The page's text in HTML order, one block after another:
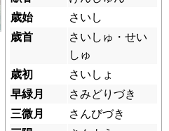
歳始
さいし
歳首
さいしゅ・せい
しゅ
歳初
さいしょ
早緑月
さみどりづき
三微月
さんびづき